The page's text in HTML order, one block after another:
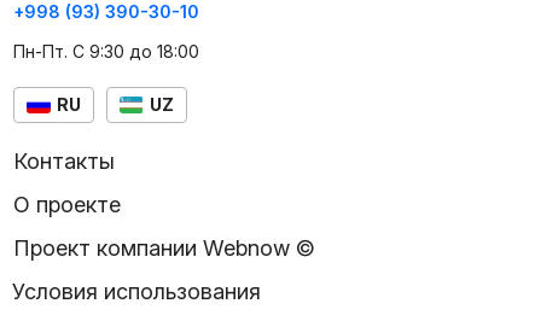
+998 (93) 390-30-10
Пн-Пт. С 9:30 до 18:00
RU UZ
Контакты
О проекте
Проект компании Webnow ©
Условия использования